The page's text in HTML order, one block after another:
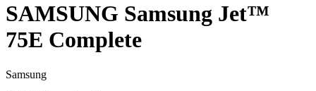
SAMSUNG Samsung Jet™
75E Complete
Samsung